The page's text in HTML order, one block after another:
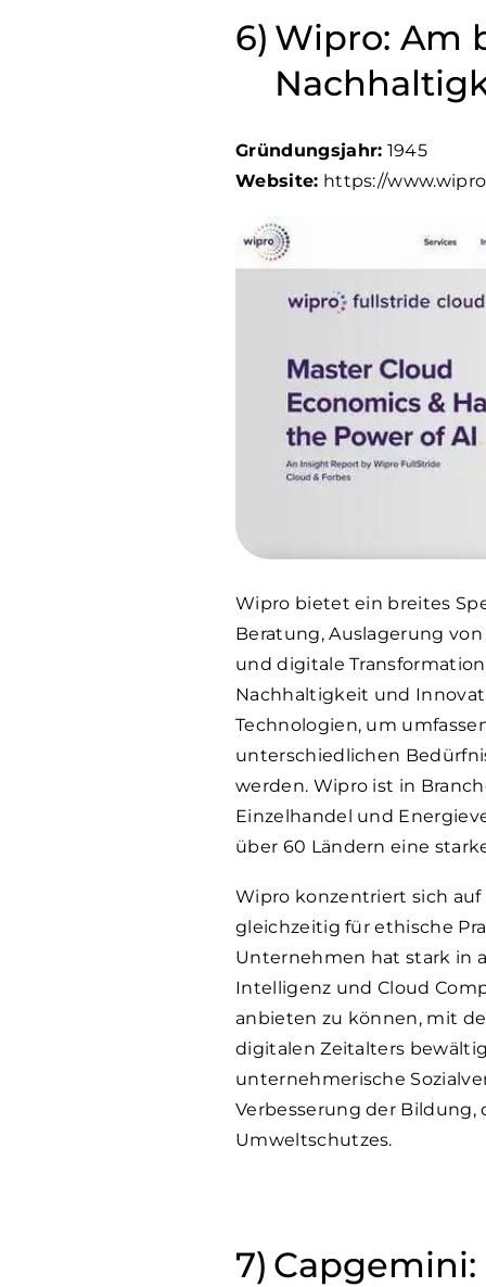
Wipro: Am
Gründungsjahr: 1945
Website: https://
Wipro bietet ein breites
Beratung, Auslagerung
und digitale
Nachhaltigkeit und
Technologien, um
unterschiedlichen
werden. Wipro ist in
Einzelhandel und
über 60 Ländern eine
Wipro konzentriert sich
gleichzeitig für ethische
Unternehmen hat stark in
Intelligenz und Cloud
anbieten zu können, mit
digitalen Zeitalters
unternehmerische
Verbesserung der Bildung,
Umweltschutzes.